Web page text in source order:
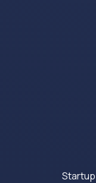
Startup